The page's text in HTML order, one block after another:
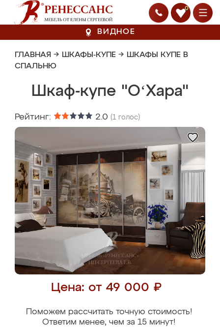
0
ВИДНОЕ
ГЛАВНАЯ → ШКАФЫ-КУПЕ → ШКАФЫ КУПЕ В
СПАЛЬНЮ
Шкаф-купе "OʻХара"
Рейтинг: 2.0 (1 голос)
Цена: от 49 000 ₽
Поможем рассчитать точную стоимость!
Ответим менее, чем за 15 минут!